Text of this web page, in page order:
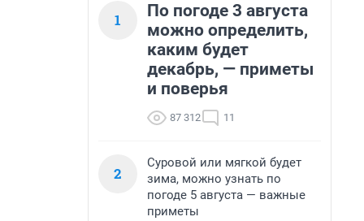
1
По погоде 3 августа
можно определить,
каким будет
декабрь, — приметы
и поверья
87 312 11
2
Суровой или мягкой будет
зима, можно узнать по
погоде 5 августа — важные
приметы